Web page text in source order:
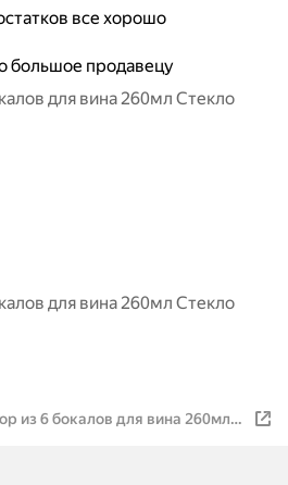
все хорошо
большое продавецу
для вина 260мл Стекло
для вина 260мл Стекло
из 6 бокалов для вина 260мл